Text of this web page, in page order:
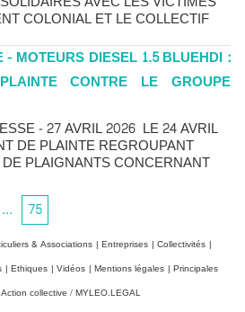
COLONIAL ET LE COLLECTIF
MOTEURS DIESEL 1.5 BLUEHDI :
CONTRE LE GROUPE
- 27 AVRIL 2026 LE 24 AVRIL
DE PLAINTE REGROUPANT
PLAIGNANTS CONCERNANT
... 75
& Associations | Entreprises | Collectivités |
| Ethiques | Vidéos | Mentions légales | Principales
Action collective / MYLEO.LEGAL